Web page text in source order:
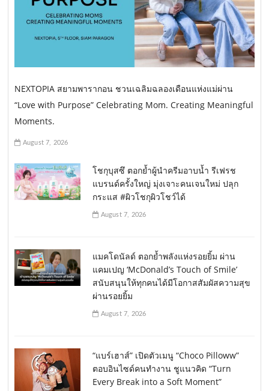
NEXTOPIA สยามพารากอน ชวนเฉลิมฉลองเดือนแห่งแม่ผ่าน
“Love with Purpose” Celebrating Mom. Creating Meaningful
Moments.
August 7, 2026
โชกุบุสซึ ตอกย้ำผู้นำครีมอาบน้ำ รีเฟรช
แบรนด์ครั้งใหญ่ มุ่งเจาะคนเจนใหม่ ปลุก
กระแส #ผิวโชกุผิวโชว์ได้
August 7, 2026
แมคโดนัลด์ ตอกย้ำพลังแห่งรอยยิ้ม ผ่าน
แคมเปญ ‘McDonald’s Touch of Smile’
สนับสนุนให้ทุกคนได้มีโอกาสสัมผัสความสุข
ผ่านรอยยิ้ม
August 7, 2026
“แบร์เฮาส์” เปิดตัวเมนู “Choco Pilloww”
ตอบอินไซด์คนทำงาน ชูแนวคิด “Turn
Every Break into a Soft Moment”